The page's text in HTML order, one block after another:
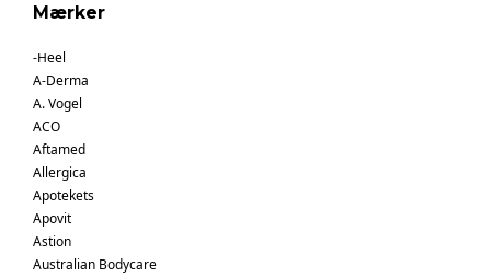
Mærker
-Heel
A-Derma
A. Vogel
ACO
Aftamed
Allergica
Apotekets
Apovit
Astion
Australian Bodycare